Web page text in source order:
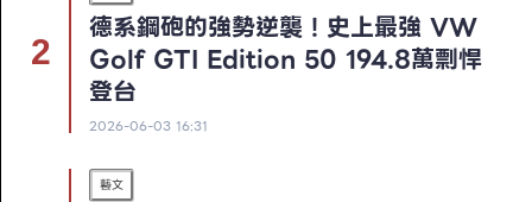
德系鋼砲的強勢逆襲！史上最強 VW
Golf GTI Edition 50 194.8萬剽悍
登台
2026-06-03 16:31
藝文